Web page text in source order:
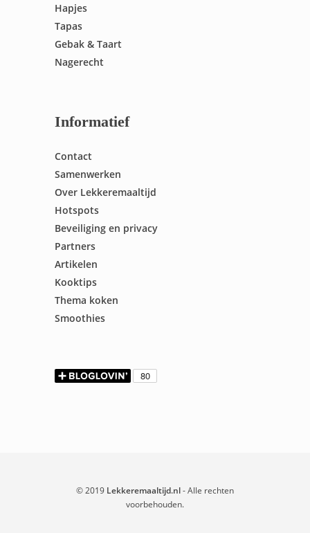
Hapjes
Tapas
Gebak & Taart
Nagerecht
Informatief
Contact
Samenwerken
Over Lekkeremaaltijd
Hotspots
Beveiliging en privacy
Partners
Artikelen
Kooktips
Thema koken
Smoothies
© 2019 Lekkeremaaltijd.nl- Alle rechten
voorbehouden.